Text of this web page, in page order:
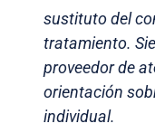
sustituto del
tratamiento.
proveedor de
orientación
individual.